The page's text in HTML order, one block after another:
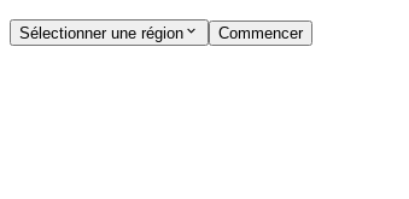
Sélectionner une région Commencer